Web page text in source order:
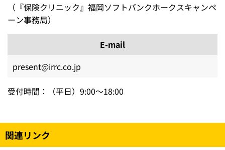
（『保険クリニック』福岡ソフトバンクホークスキャンペ
ーン事務局）
E-mail
present@irrc.co.jp
受付時間：（平日）9:00～18:00
関連リンク